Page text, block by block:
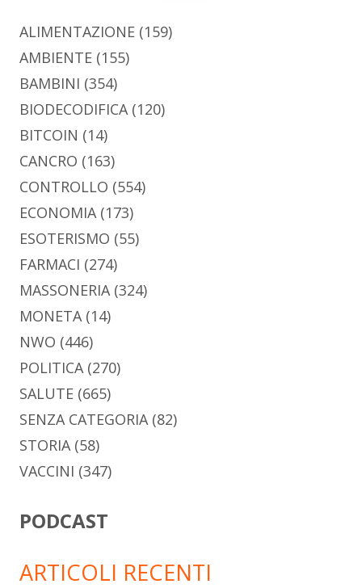
ALIMENTAZIONE (159)
AMBIENTE (155)
BAMBINI (354)
BIODECODIFICA (120)
BITCOIN (14)
CANCRO (163)
CONTROLLO (554)
ECONOMIA (173)
ESOTERISMO (55)
FARMACI (274)
MASSONERIA (324)
MONETA (14)
NWO (446)
POLITICA (270)
SALUTE (665)
SENZA CATEGORIA (82)
STORIA (58)
VACCINI (347)
PODCAST
ARTICOLI RECENTI